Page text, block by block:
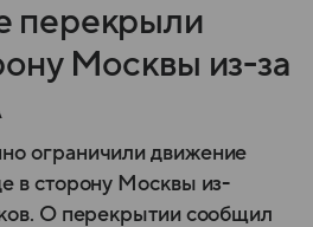
перекрыли
Москвы из-за
ограничили движение
в сторону Москвы из-
О перекрытии сообщил